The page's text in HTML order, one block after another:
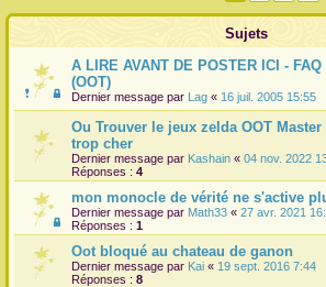
Sujets
A LIRE AVANT DE POSTER ICI -
(OOT)
Dernier message par Lag « 16 juil. 2005 15:55
Ou Trouver le jeux zelda OOT
trop cher
Dernier message par Kashain « 04 nov. 2022
Réponses : 4
mon monocle de vérité ne s'active
Dernier message par Math33 « 27 avr. 2021
Réponses : 1
Oot bloqué au chateau de ganon
Dernier message par Kai « 19 sept. 2016 7:44
Réponses : 8